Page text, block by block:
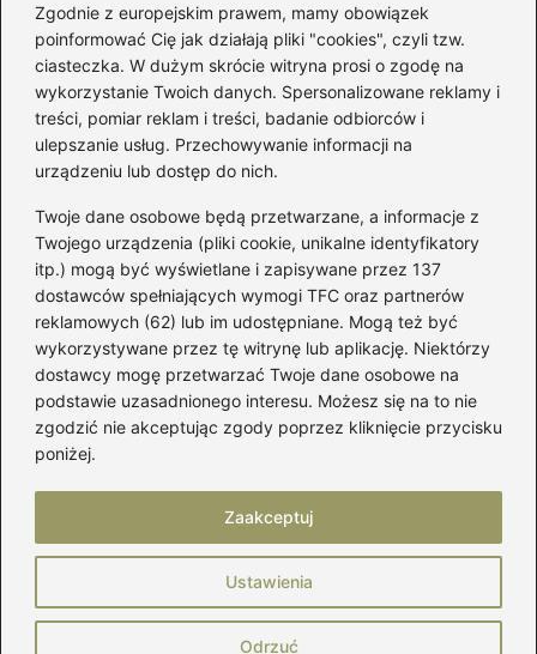
Zgodnie z europejskim prawem, mamy obowiązek
poinformować Cię jak działają pliki "cookies", czyli tzw.
ciasteczka. W dużym skrócie witryna prosi o zgodę na
wykorzystanie Twoich danych. Spersonalizowane reklamy i
treści, pomiar reklam i treści, badanie odbiorców i
ulepszanie usług. Przechowywanie informacji na
urządzeniu lub dostęp do nich.
Twoje dane osobowe będą przetwarzane, a informacje z
Twojego urządzenia (pliki cookie, unikalne identyfikatory
itp.) mogą być wyświetlane i zapisywane przez 137
dostawców spełniających wymogi TFC oraz partnerów
reklamowych (62) lub im udostępniane. Mogą też być
wykorzystywane przez tę witrynę lub aplikację. Niektórzy
dostawcy mogę przetwarzać Twoje dane osobowe na
podstawie uzasadnionego interesu. Możesz się na to nie
zgodzić nie akceptując zgody poprzez kliknięcie przycisku
poniżej.
Ustawienia
Odrzuć
Zaakceptuj
Łatwy sposób jak skrócić spódnicę z
półkoła w domu
Kategorie
Akcesoria(29)
Buty(221)
Dodatki(59)
Dziecko(100)
Kobieta(39)
Moda(109)
Styl(2)
Copyright © 2026 MójBut.pl
Prywatność
Zasady użytkowania
Napisz do nas